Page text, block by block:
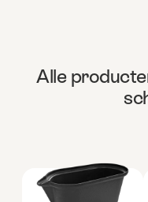
Alle